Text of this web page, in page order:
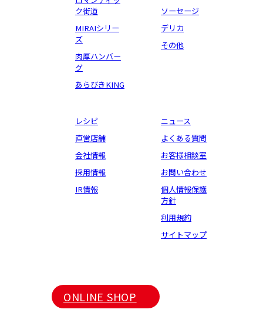
ク街道
MIRAIシリー
ズ
肉厚ハンバー
グ
あらびきKING
ソーセージ
デリカ
その他
レシピ
直営店舗
会社情報
採用情報
IR情報
ニュース
よくある質問
お客様相談室
お問い合わせ
個人情報保護
方針
利用規約
サイトマップ
ONLINE SHOP